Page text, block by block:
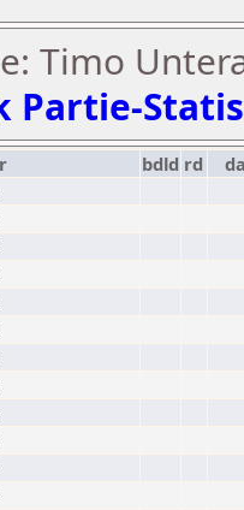
Timo
Partie-
bdld rd